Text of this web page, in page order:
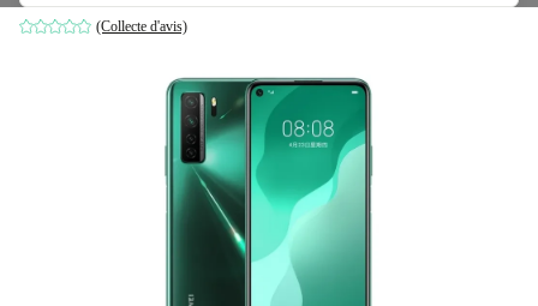
(Collecte d'avis)